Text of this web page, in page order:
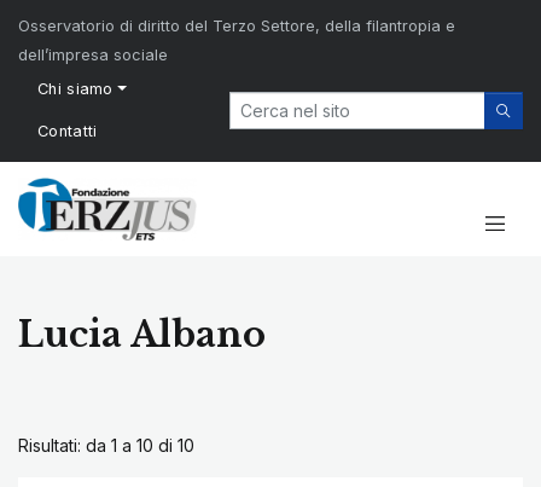
Osservatorio di diritto del Terzo Settore, della filantropia e
dell’impresa sociale
Chi siamo
Contatti
Lucia Albano
Risultati: da 1 a 10 di 10